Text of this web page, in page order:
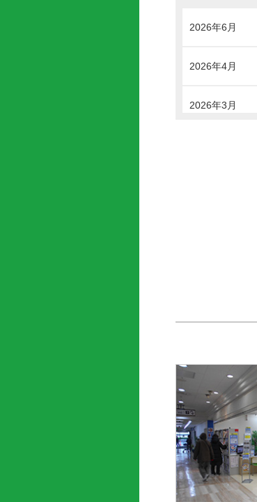
2026年6月
2026年4月
2026年3月
2022年6月
2021年4月
2020年11月
2020年6月